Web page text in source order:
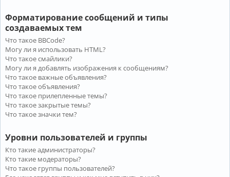
Форматирование сообщений и типы
создаваемых тем
Что такое BBCode?
Могу ли я использовать HTML?
Что такое смайлики?
Могу ли я добавлять изображения к сообщениям?
Что такое важные объявления?
Что такое объявления?
Что такое прилепленные темы?
Что такое закрытые темы?
Что такое значки тем?
Уровни пользователей и группы
Кто такие администраторы?
Кто такие модераторы?
Что такое группы пользователей?